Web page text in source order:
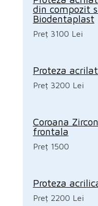
din compozit
Biodentaplast
Preț 3100 Lei
Proteza
Preț 3200 Lei
Coroana
frontala
Preț 1500
Proteza
Preț 2200 Lei